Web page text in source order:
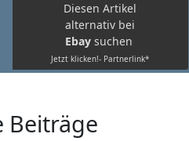
Diesen Artikel
alternativ bei
Ebay suchen
Jetzt klicken!- Partnerlink*
Beiträge